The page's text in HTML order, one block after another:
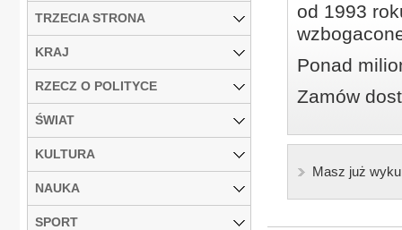
od 1993
Ponad
Zamów
Masz już
TRZECIA STRONA
KRAJ
RZECZ O POLITYCE
ŚWIAT
KULTURA
NAUKA
SPORT